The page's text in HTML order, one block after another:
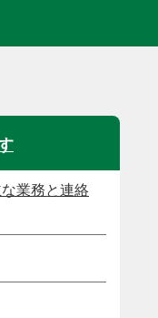
業務と連絡